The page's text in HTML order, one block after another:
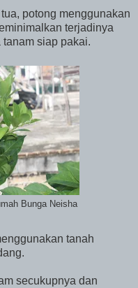
potong menggunakan
terjadinya
siap pakai.
Bunga Neisha
tanah
secukupnya dan